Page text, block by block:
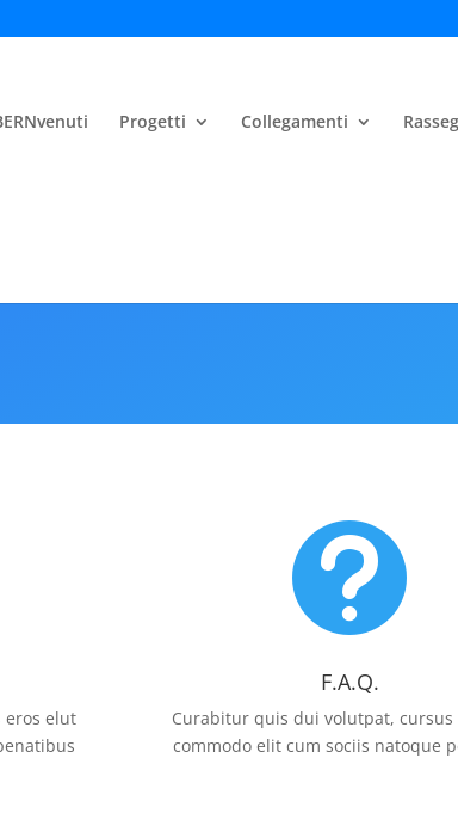
Progetti Collegamenti
eros elut

F.A.Q.
Curabitur quis dui volutpat, cursus
commodo elit cum sociis natoque